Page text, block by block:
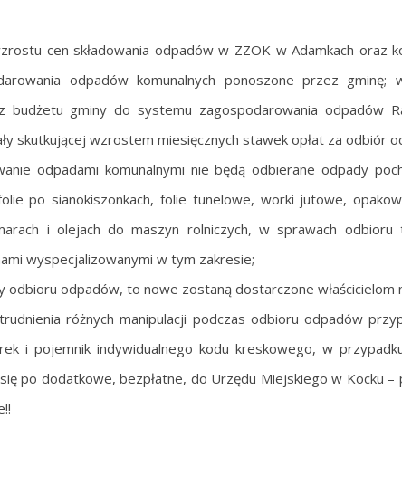
cen składowania odpadów w ZZOK w Adamkach oraz
odpadów komunalnych ponoszone przez
budżetu gminy do systemu zagospodarowania odpadów
skutkującej wzrostem miesięcznych stawek opłat za odbiór
odpadami komunalnymi nie będą odbierane odpady
po sianokiszonkach, folie tunelowe, worki jutowe,
i olejach do maszyn rolniczych, w sprawach odbioru
wyspecjalizowanymi w tym zakresie;
odbioru odpadów, to nowe zostaną dostarczone właścicielom
różnych manipulacji podczas odbioru odpadów
i pojemnik indywidualnego kodu kreskowego, w
po dodatkowe, bezpłatne, do Urzędu Miejskiego w Kocku